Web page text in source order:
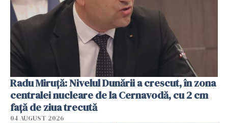
Radu Miruţă: Nivelul Dunării a crescut, în zona
centralei nucleare de la Cernavodă, cu 2 cm
faţă de ziua trecută
04 AUGUST 2026